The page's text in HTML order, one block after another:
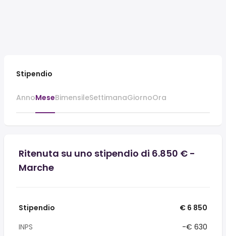
Stipendio
AnnoMeseBimensileSettimanaGiornoOra
Ritenuta su uno stipendio di 6.850 € -
Marche
Stipendio
€ 6 850
INPS
-€ 630